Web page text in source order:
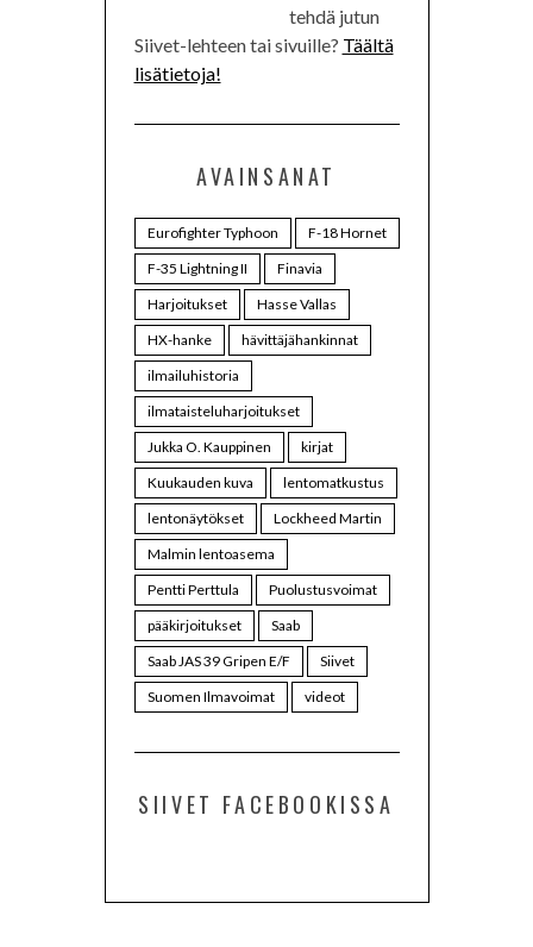
tehdä jutun
Siivet-lehteen tai sivuille? Täältä
lisätietoja!
AVAINSANAT
Eurofighter Typhoon
F-18 Hornet
F-35 Lightning II
Finavia
Harjoitukset
Hasse Vallas
HX-hanke
hävittäjähankinnat
ilmailuhistoria
ilmataisteluharjoitukset
Jukka O. Kauppinen
kirjat
Kuukauden kuva
lentomatkustus
lentonäytökset
Lockheed Martin
Malmin lentoasema
Pentti Perttula
Puolustusvoimat
pääkirjoitukset
Saab
Saab JAS 39 Gripen E/F
Siivet
Suomen Ilmavoimat
videot
SIIVET FACEBOOKISSA